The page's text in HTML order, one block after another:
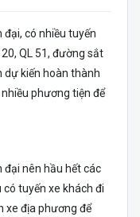
có nhiều tuyến
QL 51, đường sắt
dự kiến hoàn thành
phương tiện để
đại nên hầu hết các
tuyến xe khách đi
xe địa phương để